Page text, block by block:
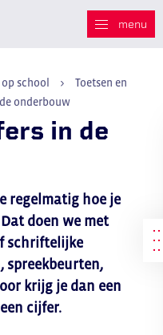
school
Toetsen en
onderbouw
in de
regelmatig hoe je
doen we met
schriftelijke
spreekbeurten,
krijg je dan een
cijfer.